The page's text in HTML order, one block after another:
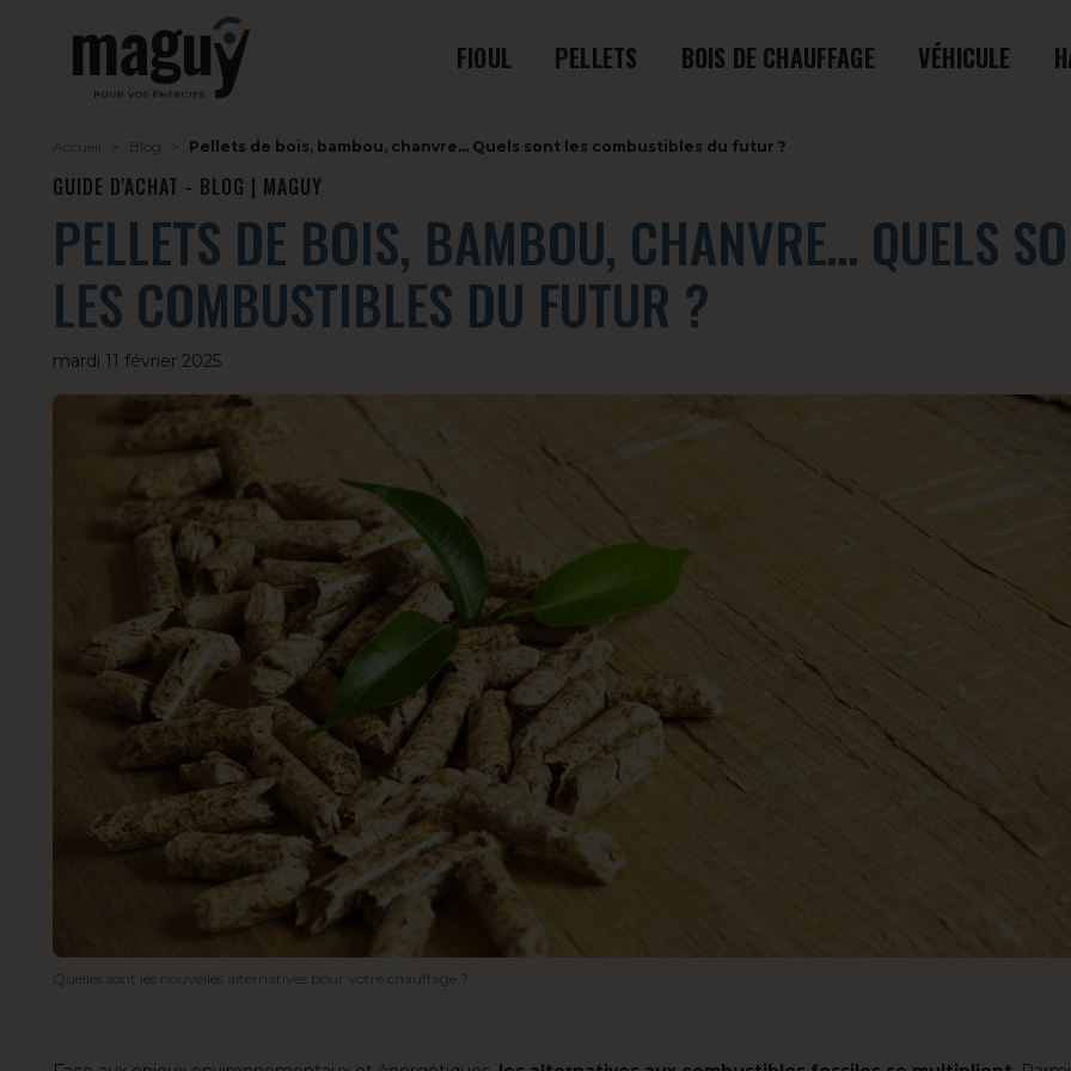
FIOUL PELLETS BOIS DE CHAUFFAGE VÉHICULE
Accueil Blog Pellets de bois, bambou, chanvre… Quels sont les combustibles du futur ?
GUIDE D'ACHAT - BLOG | MAGUY
PELLETS DE BOIS, BAMBOU, CHANVRE… QUELS
LES COMBUSTIBLES DU FUTUR ?
mardi 11 février 2025
Quelles sont les nouvelles alternatives pour votre chauffage ?